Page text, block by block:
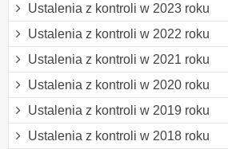
Ustalenia z kontroli w 2023 roku
Ustalenia z kontroli w 2022 roku
Ustalenia z kontroli w 2021 roku
Ustalenia z kontroli w 2020 roku
Ustalenia z kontroli w 2019 roku
Ustalenia z kontroli w 2018 roku